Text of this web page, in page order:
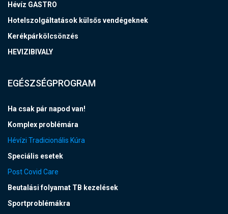
Hévíz GASTRO
Hotelszolgáltatások külsős vendégeknek
Kerékpárkölcsönzés
HEVIZIBIVALY
EGÉSZSÉGPROGRAM
Ha csak pár napod van!
Komplex problémára
Hévízi Tradicionális Kúra
Speciális esetek
Post Covid Care
Beutalási folyamat TB kezelések
Sportproblémákra